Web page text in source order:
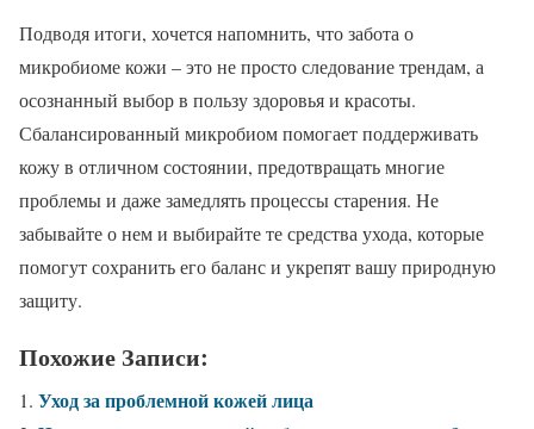
Подводя итоги, хочется напомнить, что забота о
микробиоме кожи – это не просто следование трендам, а
осознанный выбор в пользу здоровья и красоты.
Сбалансированный микробиом помогает поддерживать
кожу в отличном состоянии, предотвращать многие
проблемы и даже замедлять процессы старения. Не
забывайте о нем и выбирайте те средства ухода, которые
помогут сохранить его баланс и укрепят вашу природную
защиту.
Похожие Записи:
Уход за проблемной кожей лица